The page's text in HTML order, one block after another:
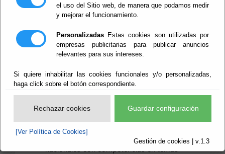
el uso del Sitio web, de manera que podamos medir
y mejorar el funcionamiento.
Personalizadas Estas cookies son utilizadas por
empresas publicitarias para publicar anuncios
relevantes para sus intereses.
Si quiere inhabilitar las cookies funcionales y/o personalizadas,
haga click sobre el botón correspondiente.
Rechazar cookies Guardar configuración
[Ver Política de Cookies]
Gestión de cookies | v.1.3
La Unidad de Proyectos Europeos acomete
Realización de propuestas de proyectos a las
áreas de Diputación, Ayuntamientos de la
provincia, entidades provinciales y ciudadanía
Derivación de propuestas de participación en
programas/iniciativas europeas
Coordinación y ejecución de proyectos
aprobados con financiación europea a la
Ejecución de convenios de colaboración con
entidades provinciales, regionales y
nacionales con competencias en temas